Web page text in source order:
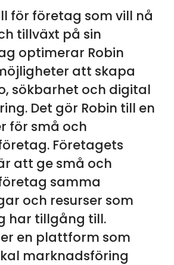
för företag som vill nå
tillväxt på sin
optimerar Robin
att skapa
sökbarhet och digital
Det gör Robin till en
för små och
Företagets
att ge små och
samma
och resurser som
har tillgång till.
en plattform som
marknadsföring